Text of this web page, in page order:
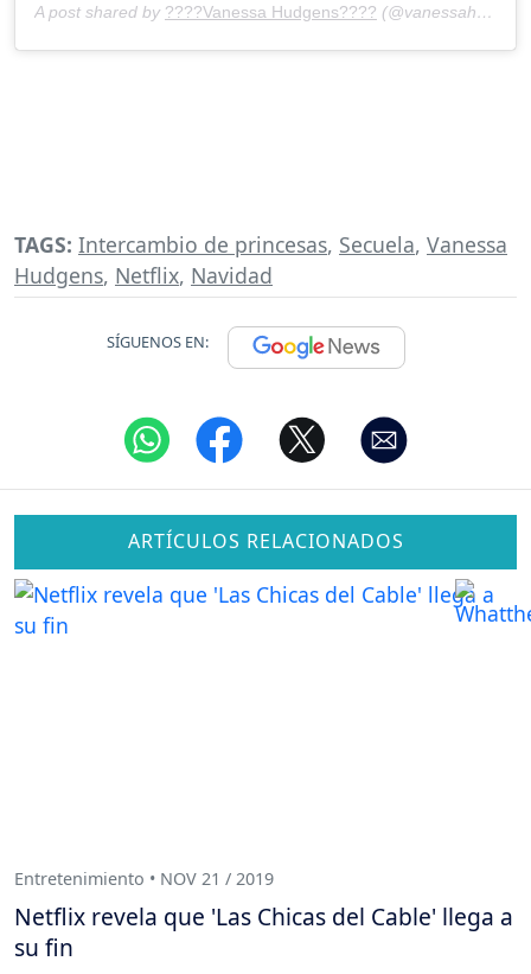
A post shared by ????Vanessa Hudgens???? (@vanessahudgens) on
TAGS: Intercambio de princesas, Secuela, Vanessa
Hudgens, Netflix, Navidad
SÍGUENOS EN:
ARTÍCULOS RELACIONADOS
Entretenimiento • NOV 21 / 2019
Netflix revela que 'Las Chicas del Cable' llega a
su fin